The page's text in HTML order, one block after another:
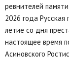
ревнителей
2026 года
летие со дня
настоящее время
Асиновского